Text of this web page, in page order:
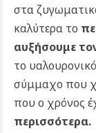
στα
καλύτερα το
αυξήσουμε
το
σύμμαχο που
που ο χρόνος
περισσότερα.